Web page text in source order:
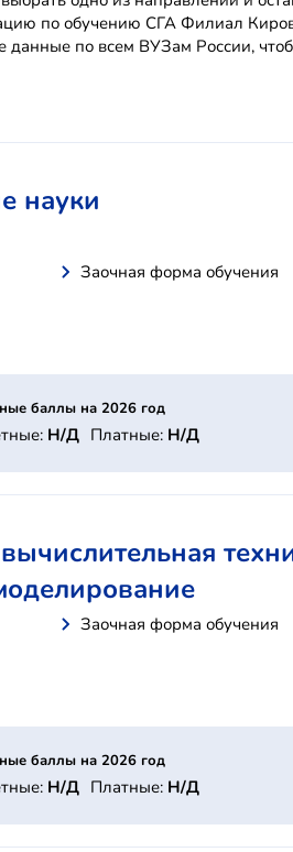
по обучению СГА Филиал
по всем ВУЗам России,
науки
Заочная форма обучения
баллы на 2026 год
Н/Д Платные: Н/Д
Заочная форма обучения
баллы на 2026 год
Н/Д Платные: Н/Д